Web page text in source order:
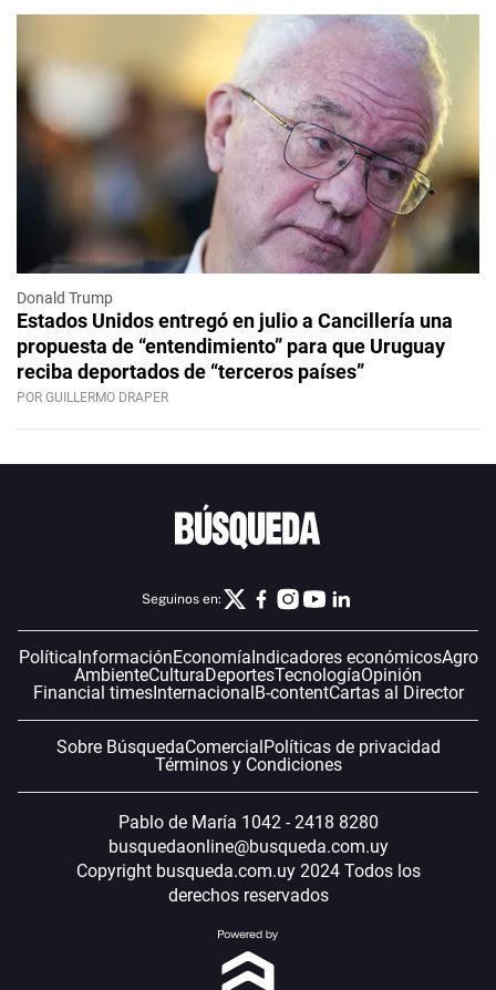
Donald Trump
Estados Unidos entregó en julio a Cancillería una
propuesta de “entendimiento” para que Uruguay
reciba deportados de “terceros países”
POR GUILLERMO DRAPER
Seguinos en:
Política InformaciónEconomía Indicadores económicosAgro
AmbienteCulturaDeportesTecnologíaOpinión
Financial timesInternacional B-contentCartas al Director
Sobre BúsquedaComercial Políticas de privacidad
Términos y Condiciones
Pablo de María 1042 - 2418 8280
busquedaonline@busqueda.com.uy
Copyright busqueda.com.uy 2024 Todos los
derechos reservados